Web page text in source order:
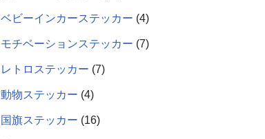
ベビーインカーステッカー 4
モチベーションステッカー 7
レトロステッカー 7
動物ステッカー 4
国旗ステッカー 16